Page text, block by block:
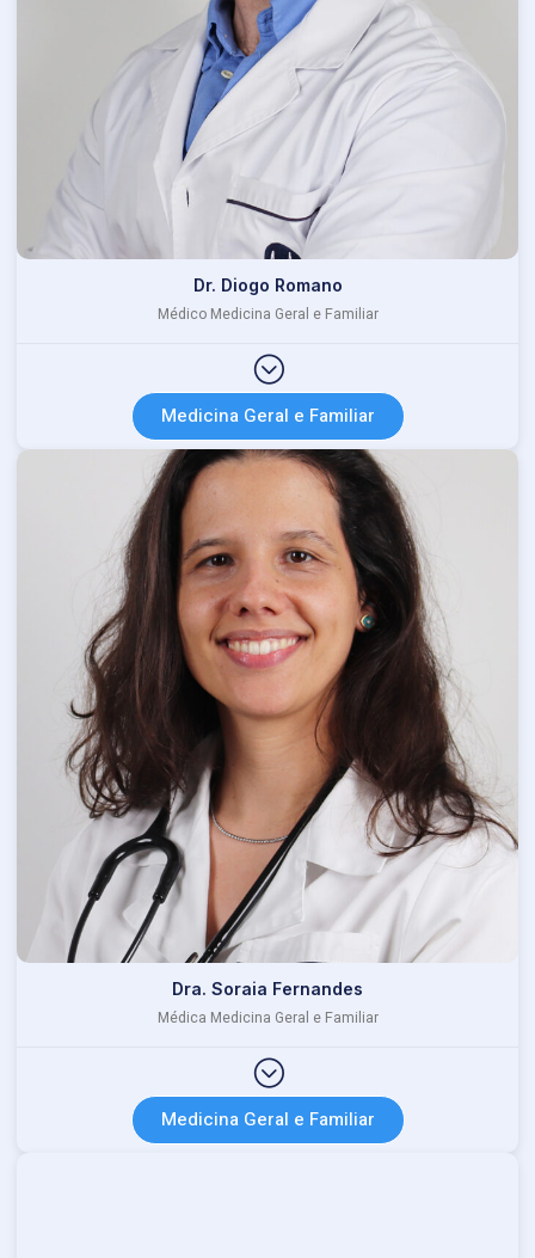
Dr. Diogo Romano
Médico Medicina Geral e Familiar
Medicina Geral e Familiar
Dra. Soraia Fernandes
Médica Medicina Geral e Familiar
Medicina Geral e Familiar